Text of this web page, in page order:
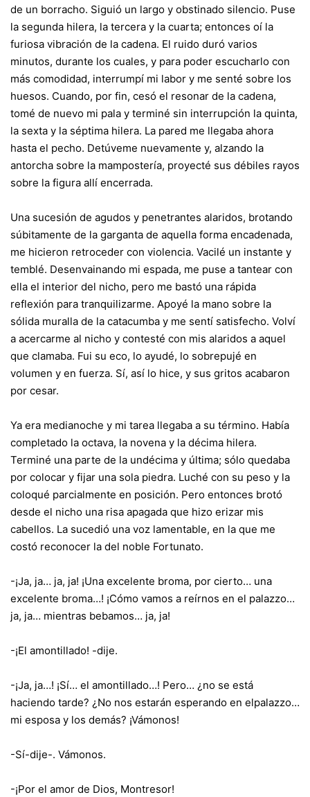
de un borracho. Siguió un largo y obstinado silencio. Puse
la segunda hilera, la tercera y la cuarta; entonces oí la
furiosa vibración de la cadena. El ruido duró varios
minutos, durante los cuales, y para poder escucharlo con
más comodidad, interrumpí mi labor y me senté sobre los
huesos. Cuando, por fin, cesó el resonar de la cadena,
tomé de nuevo mi pala y terminé sin interrupción la quinta,
la sexta y la séptima hilera. La pared me llegaba ahora
hasta el pecho. Detúveme nuevamente y, alzando la
antorcha sobre la mampostería, proyecté sus débiles rayos
sobre la figura allí encerrada.
Una sucesión de agudos y penetrantes alaridos, brotando
súbitamente de la garganta de aquella forma encadenada,
me hicieron retroceder con violencia. Vacilé un instante y
temblé. Desenvainando mi espada, me puse a tantear con
ella el interior del nicho, pero me bastó una rápida
reflexión para tranquilizarme. Apoyé la mano sobre la
sólida muralla de la catacumba y me sentí satisfecho. Volví
a acercarme al nicho y contesté con mis alaridos a aquel
que clamaba. Fui su eco, lo ayudé, lo sobrepujé en
volumen y en fuerza. Sí, así lo hice, y sus gritos acabaron
por cesar.
Ya era medianoche y mi tarea llegaba a su término. Había
completado la octava, la novena y la décima hilera.
Terminé una parte de la undécima y última; sólo quedaba
por colocar y fijar una sola piedra. Luché con su peso y la
coloqué parcialmente en posición. Pero entonces brotó
desde el nicho una risa apagada que hizo erizar mis
cabellos. La sucedió una voz lamentable, en la que me
costó reconocer la del noble Fortunato.
-¡Ja, ja… ja, ja! ¡Una excelente broma, por cierto… una
excelente broma…! ¡Cómo vamos a reírnos en el palazzo…
ja, ja… mientras bebamos… ja, ja!
-¡El amontillado! -dije.
-¡Ja, ja…! ¡Sí… el amontillado…! Pero… ¿no se está
haciendo tarde? ¿No nos estarán esperando en elpalazzo…
mi esposa y los demás? ¡Vámonos!
-Sí-dije-. Vámonos.
-¡Por el amor de Dios, Montresor!